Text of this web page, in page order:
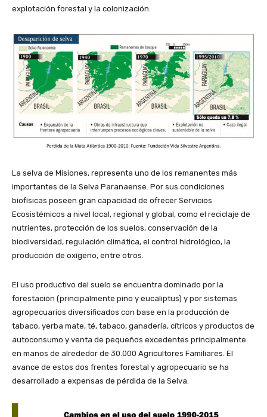
explotación forestal y la colonización.
La selva de Misiones, representa uno de los remanentes más
importantes de la Selva Paranaense. Por sus condiciones
biofísicas poseen gran capacidad de ofrecer Servicios
Ecosistémicos a nivel local, regional y global, como el reciclaje de
nutrientes, protección de los suelos, conservación de la
biodiversidad, regulación climática, el control hidrológico, la
producción de oxígeno, entre otros.
El uso productivo del suelo se encuentra dominado por la
forestación (principalmente pino y eucaliptus) y por sistemas
agropecuarios diversificados con base en la producción de
tabaco, yerba mate, té, tabaco, ganadería, cítricos y productos de
autoconsumo y venta de pequeños excedentes principalmente
en manos de alrededor de 30.000 Agricultores Familiares. El
avance de estos dos frentes forestal y agropecuario se ha
desarrollado a expensas de pérdida de la Selva.